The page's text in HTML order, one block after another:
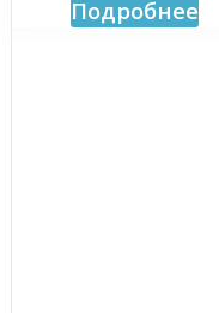
Подробнее